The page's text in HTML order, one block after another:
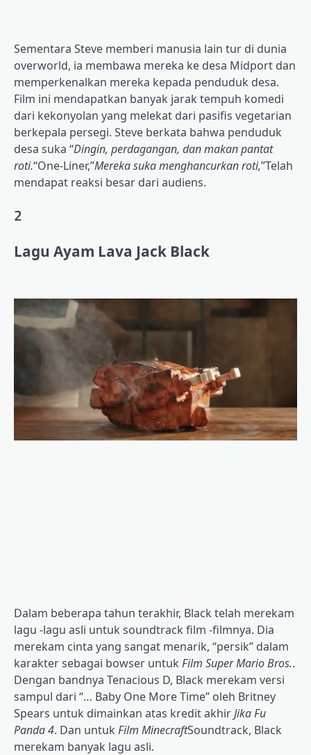
Sementara Steve memberi manusia lain tur di dunia
overworld, ia membawa mereka ke desa Midport dan
memperkenalkan mereka kepada penduduk desa.
Film ini mendapatkan banyak jarak tempuh komedi
dari kekonyolan yang melekat dari pasifis vegetarian
berkepala persegi. Steve berkata bahwa penduduk
desa suka “Dingin, perdagangan, dan makan pantat
roti.“One-Liner,”Mereka suka menghancurkan roti,”Telah
mendapat reaksi besar dari audiens.
2
Lagu Ayam Lava Jack Black
Dalam beberapa tahun terakhir, Black telah merekam
lagu -lagu asli untuk soundtrack film -filmnya. Dia
merekam cinta yang sangat menarik, “persik” dalam
karakter sebagai bowser untuk Film Super Mario Bros..
Dengan bandnya Tenacious D, Black merekam versi
sampul dari “… Baby One More Time” oleh Britney
Spears untuk dimainkan atas kredit akhirJika Fu
Panda 4. Dan untuk Film MinecraftSoundtrack, Black
merekam banyak lagu asli.